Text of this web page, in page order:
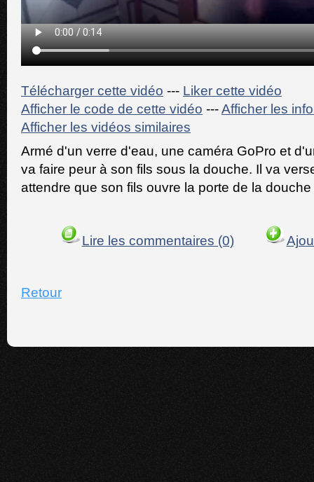
Télécharger cette vidéo --- Liker cette vidéo
Afficher le code de cette vidéo ---Afficher les
Afficher les vidéos similaires
Armé d'un verre d'eau, une caméra GoPro et
va faire peur à son fils sous la douche. Il va
attendre que son fils ouvre la porte de la
Lire les commentaires (0)
Retour